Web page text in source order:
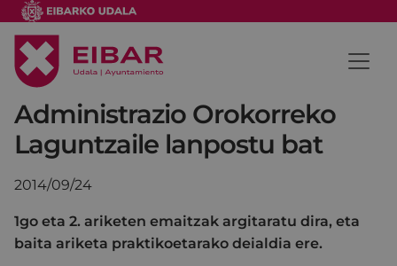
Administrazio Orokorreko
Laguntzaile lanpostu bat
2014/09/24
1go eta 2. ariketen emaitzak argitaratu dira, eta
baita ariketa praktikoetarako deialdia ere.